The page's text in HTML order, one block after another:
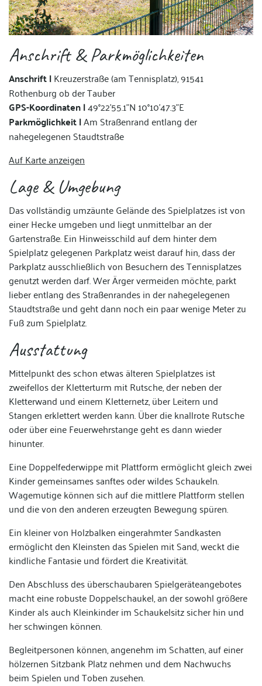
Anschrift & Parkmöglichkeiten
Anschrift |Kreuzerstraße (am Tennisplatz), 91541
Rothenburg ob der Tauber
GPS-Koordinaten |49°22'55.1"N 10°10'47.3"E
Parkmöglichkeit |Am Straßenrand entlang der
nahegelegenen Staudtstraße
Auf Karte anzeigen
Lage & Umgebung
Das vollständig umzäunte Gelände des Spielplatzes ist von
einer Hecke umgeben und liegt unmittelbar an der
Gartenstraße. Ein Hinweisschild auf dem hinter dem
Spielplatz gelegenen Parkplatz weist darauf hin, dass der
Parkplatz ausschließlich von Besuchern des Tennisplatzes
genutzt werden darf. Wer Ärger vermeiden möchte, parkt
lieber entlang des Straßenrandes in der nahegelegenen
Staudtstraße und geht dann noch ein paar wenige Meter zu
Fuß zum Spielplatz.
Ausstattung
Mittelpunkt des schon etwas älteren Spielplatzes ist
zweifellos der Kletterturm mit Rutsche, der neben der
Kletterwand und einem Kletternetz, über Leitern und
Stangen erklettert werden kann. Über die knallrote Rutsche
oder über eine Feuerwehrstange geht es dann wieder
hinunter.
Eine Doppelfederwippe mit Plattform ermöglicht gleich zwei
Kinder gemeinsames sanftes oder wildes Schaukeln.
Wagemutige können sich auf die mittlere Plattform stellen
und die von den anderen erzeugten Bewegung spüren.
Ein kleiner von Holzbalken eingerahmter Sandkasten
ermöglicht den Kleinsten das Spielen mit Sand, weckt die
kindliche Fantasie und fördert die Kreativität.
Den Abschluss des überschaubaren Spielgeräteangebotes
macht eine robuste Doppelschaukel, an der sowohl größere
Kinder als auch Kleinkinder im Schaukelsitz sicher hin und
her schwingen können.
Begleitpersonen können, angenehm im Schatten, auf einer
hölzernen Sitzbank Platz nehmen und dem Nachwuchs
beim Spielen und Toben zusehen.